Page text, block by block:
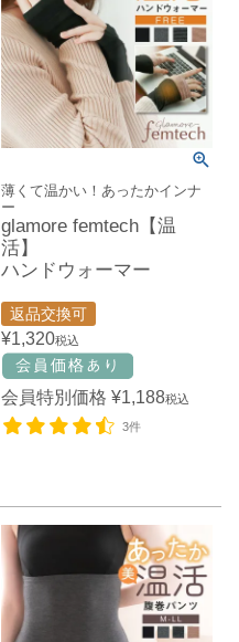
薄くて温かい！あったかインナ
ー
glamore femtech【温
活】
ハンドウォーマー
返品交換可
¥1,320税込
会員特別価格 ¥1,188税込
3件